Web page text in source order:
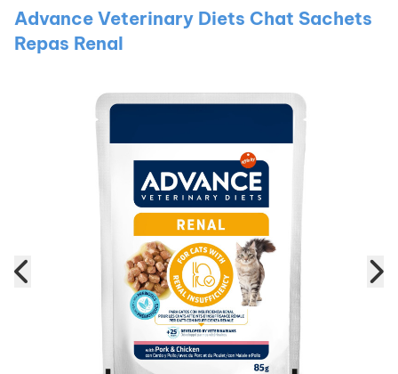
Advance Veterinary Diets Chat Sachets
Repas Renal